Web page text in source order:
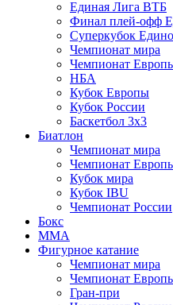
Единая Лига ВТБ
Финал плей-офф
Суперкубок
Чемпионат мира
Чемпионат
НБА
Кубок Европы
Кубок России
Баскетбол 3х3
Биатлон
Чемпионат мира
Чемпионат
Кубок мира
Кубок IBU
Чемпионат России
Бокс
MMA
Фигурное катание
Чемпионат мира
Чемпионат
Гран-при